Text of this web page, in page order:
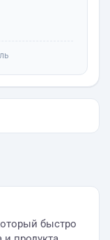
быстро